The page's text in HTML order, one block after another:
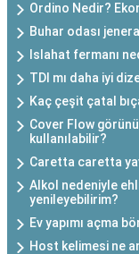
Ordino Nedir?
Buhar odası
Islahat fermanı
TDI mı daha iyi
Kaç çeşit çatal
Cover Flow
kullanılabilir?
Caretta caretta
Alkol nedeniyle
yenileyebilirim?
Ev yapımı açma
Host kelimesi ne